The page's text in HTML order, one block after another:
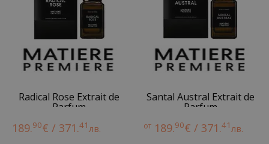
Radical Rose Extrait de
Parfum
189.90€ / 371.41лв.
Santal Austral Extrait de
Parfum
от 189.90€ / 371.41лв.